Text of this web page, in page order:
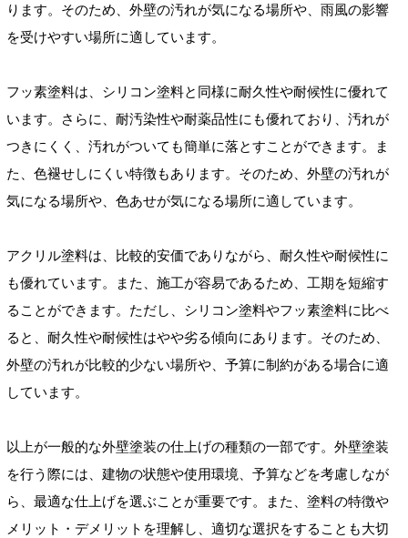
ります。そのため、外壁の汚れが気になる場所や、雨風の影響
を受けやすい場所に適しています。
フッ素塗料は、シリコン塗料と同様に耐久性や耐候性に優れて
います。さらに、耐汚染性や耐薬品性にも優れており、汚れが
つきにくく、汚れがついても簡単に落とすことができます。ま
た、色褪せしにくい特徴もあります。そのため、外壁の汚れが
気になる場所や、色あせが気になる場所に適しています。
アクリル塗料は、比較的安価でありながら、耐久性や耐候性に
も優れています。また、施工が容易であるため、工期を短縮す
ることができます。ただし、シリコン塗料やフッ素塗料に比べ
ると、耐久性や耐候性はやや劣る傾向にあります。そのため、
外壁の汚れが比較的少ない場所や、予算に制約がある場合に適
しています。
以上が一般的な外壁塗装の仕上げの種類の一部です。外壁塗装
を行う際には、建物の状態や使用環境、予算などを考慮しなが
ら、最適な仕上げを選ぶことが重要です。また、塗料の特徴や
メリット・デメリットを理解し、適切な選択をすることも大切